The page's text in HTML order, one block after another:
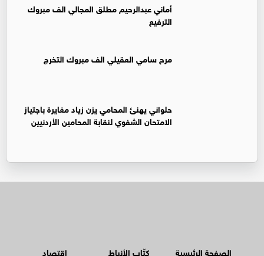
أماني عبدالرحيم مطلق المجالي الف مبروك
الترفيع
مرح سامي العقيلي الف مبروك التخرج
حلواني يهنئ المحامي يزن زياد مغايرة باجتياز
الامتحان الشفوي لنقابة المحامين الأردنيين
الصفحة الرئيسية كتّاب الأنباط اقتصاد